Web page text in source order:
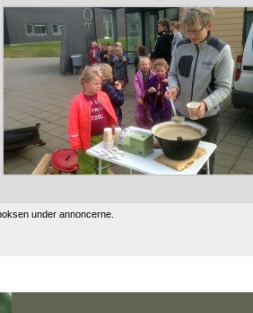
under annoncerne.